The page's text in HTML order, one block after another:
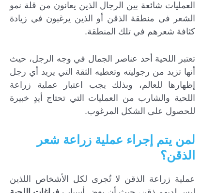
العمليات شائعة بين الرجال الذين يعانون من قلة نمو
الشعر في منطقة الذقن أو الذين يرغبون في زيادة
كثافة شعرهم في تلك المنطقة.
تعتبر اللحية أحد عناصر الجمال في وجه الرجل، حيث
أنها تزيد من رجوليته وتعطيه الثقة التي يريد أي رجل
إظهارها للعالم، وبذلك يجب اعتبار عملية زراعة
اللحية والشارب من العمليات التي تحتاج أيدٍ خبيرة
للحصول على الشكل المرغوب.
لمن يتم إجراء عملية زراعة شعر
الذقن؟
عملية زراعة الذقن لا تُجرى لكل الأشخاص اللذين